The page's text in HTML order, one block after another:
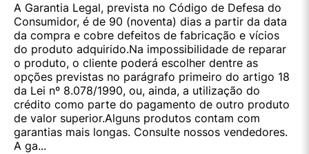
A Garantia Legal, prevista no Código de Defesa do
Consumidor, é de 90 (noventa) dias a partir da data
da compra e cobre defeitos de fabricação e vícios
do produto adquirido.Na impossibilidade de reparar
o produto, o cliente poderá escolher dentre as
opções previstas no parágrafo primeiro do artigo 18
da Lei nº 8.078/1990, ou, ainda, a utilização do
crédito como parte do pagamento de outro produto
de valor superior.Alguns produtos contam com
garantias mais longas. Consulte nossos vendedores.
A ga...